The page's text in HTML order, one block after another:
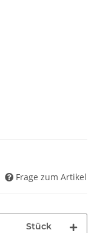
Frage zum Artikel
Stück